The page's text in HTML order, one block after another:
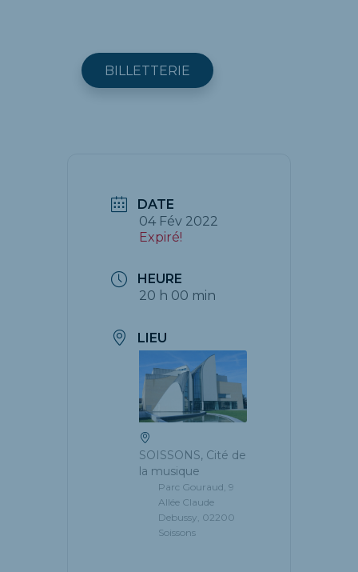
BILLETTERIE
DATE
04 Fév 2022
Expiré!
HEURE
20 h 00 min
LIEU
SOISSONS, Cité de
la musique
Parc Gouraud, 9
Allée Claude
Debussy, 02200
Soissons